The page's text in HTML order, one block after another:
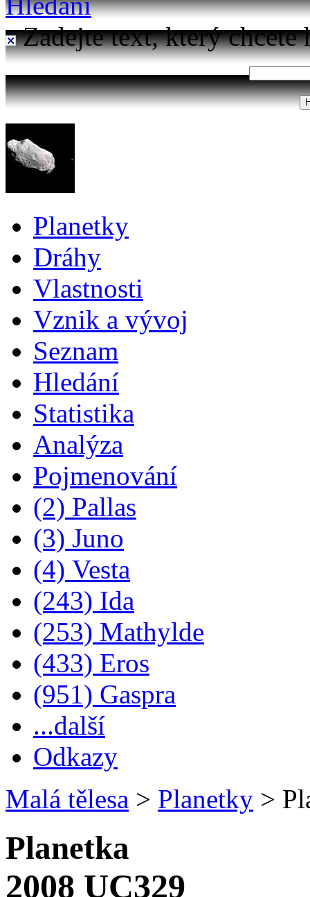
Zadejte text, který chcete
Planetky
Dráhy
Vlastnosti
Vznik a vývoj
Seznam
Hledání
Statistika
Analýza
Pojmenování
(2) Pallas
(3) Juno
(4) Vesta
(243) Ida
(253) Mathylde
(433) Eros
(951) Gaspra
...další
Odkazy
Malá tělesa > Planetky >
Planetka
2008 UC329